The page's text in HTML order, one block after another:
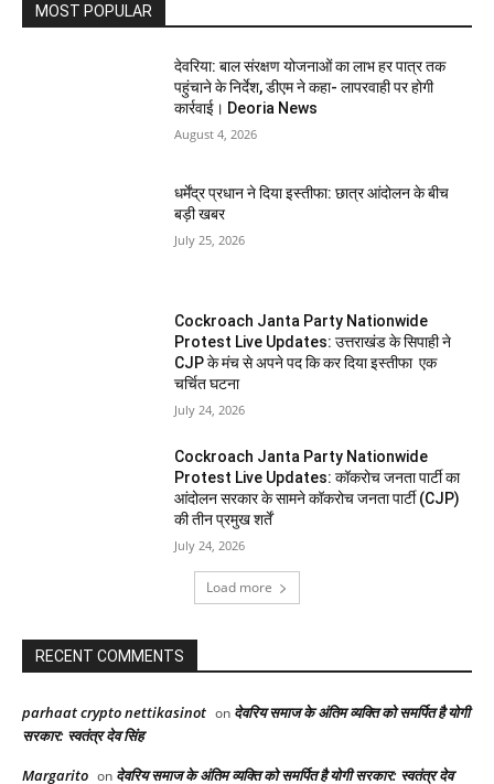
MOST POPULAR
देवरिया: बाल संरक्षण योजनाओं का लाभ हर पात्र तक
पहुंचाने के निर्देश, डीएम ने कहा- लापरवाही पर होगी
कार्रवाई। Deoria News
August 4, 2026
धर्मेंद्र प्रधान ने दिया इस्तीफा: छात्र आंदोलन के बीच
बड़ी खबर
July 25, 2026
Cockroach Janta Party Nationwide
Protest Live Updates: उत्तराखंड के सिपाही ने
CJP के मंच से अपने पद कि कर दिया इस्तीफा एक
चर्चित घटना
July 24, 2026
Cockroach Janta Party Nationwide
Protest Live Updates: कॉकरोच जनता पार्टी का
आंदोलन सरकार के सामने कॉकरोच जनता पार्टी (CJP)
की तीन प्रमुख शर्तें
July 24, 2026
Load more
RECENT COMMENTS
parhaat crypto nettikasinot on देवरिय समाज के अंतिम व्यक्ति को समर्पित है योगी
सरकार: स्वतंत्र देव सिंह
Margarito on देवरिय समाज के अंतिम व्यक्ति को समर्पित है योगी सरकार: स्वतंत्र देव